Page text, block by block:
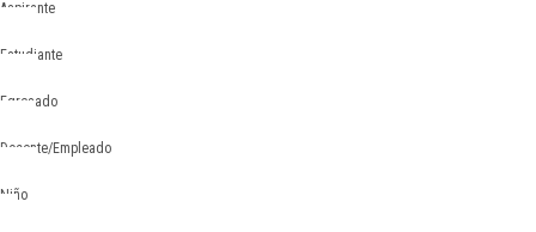
Aspirante
Estudiante
Egresado
Docente/Empleado
Niño